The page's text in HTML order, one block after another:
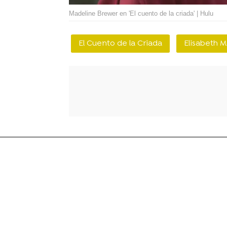
Madeline Brewer en 'El cuento de la criada' | Hulu
El Cuento de la Criada Elisabeth